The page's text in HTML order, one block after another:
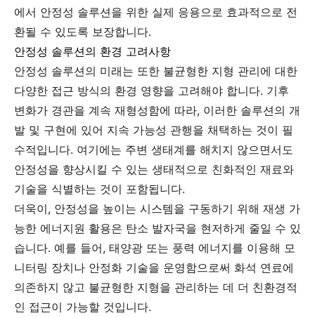
에서 안정성 솔루션을 위한 실제 응용으로 효과적으로 전
환될 수 있도록 보장합니다.
안정성 솔루션의 환경 고려사항
안정성 솔루션의 미래는 또한 불균형한 지형 관리에 대한
다양한 접근 방식의 환경 영향을 고려해야 합니다. 기후
변화가 경관을 계속 재형성함에 따라, 이러한 솔루션의 개
발 및 구현에 있어 지속 가능성 관행을 채택하는 것이 필
수적입니다. 여기에는 주변 생태계를 해치지 않으면서도
안정성을 향상시킬 수 있는 생태적으로 친화적인 재료와
기술을 식별하는 것이 포함됩니다.
더욱이, 안정성을 높이는 시스템을 구동하기 위해 재생 가
능한 에너지원 활용은 탄소 발자국을 현저하게 줄일 수 있
습니다. 예를 들어, 태양광 또는 풍력 에너지를 이용해 모
니터링 장치나 안정화 기술을 운영함으로써 화석 연료에
의존하지 않고 불균형한 지형을 관리하는 데 더 친환경적
인 접근이 가능할 것입니다.